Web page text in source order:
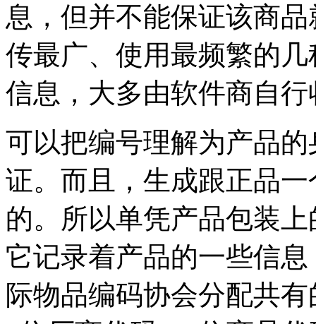
息，但并不能保证该商
传最广、使用最频繁的
信息，大多由软件商自
可以把编号理解为产品
证。而且，生成跟正品
的。所以单凭产品包装
它记录着产品的一些信
际物品编码协会分配共